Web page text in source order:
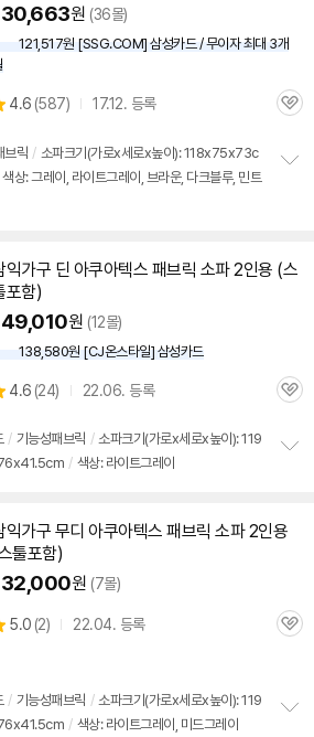
원 (36몰)
121,517원 [SSG.COM] 삼성카드 / 무이자 최대 3개
4.6 (상
리
뷰
587) 17.12. 등록
관
브릭 / 소파크기(가로x세로x높이): 118x75x73c
색상: 그레이, 라이트그레이, 브라운, 다크블루, 민트
기
익가구 딘 아쿠아텍스 패브릭 소파2인용 (스
포함)
원 (12몰)
138,580원 [CJ온스타일] 삼성카드
4.6 (상
리
뷰
24) 22.06. 등록
관
/ 기능성패브릭 / 소파크기(가로x세로x높이): 119
/ 색상: 라이트그레이
익가구 무디 아쿠아텍스 패브릭 소파2인용
툴포함)
원 (7몰)
5.0 (상
뷰
2) 22.04. 등록
관
/ 기능성패브릭 / 소파크기(가로x세로x높이): 119
/ 색상: 라이트그레이, 미드그레이